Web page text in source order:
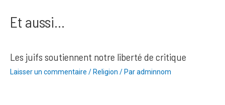
Et aussi...
Les juifs soutiennent notre liberté de critique
Laisser un commentaire / Religion / Paradminnom